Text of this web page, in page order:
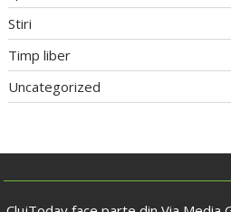
Stiri
Timp liber
Uncategorized